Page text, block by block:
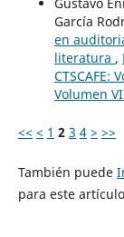
García
en
literatura ,
CTSCAFE:
Volumen
<< < 1 2 3 4 > >>
También puede
para este